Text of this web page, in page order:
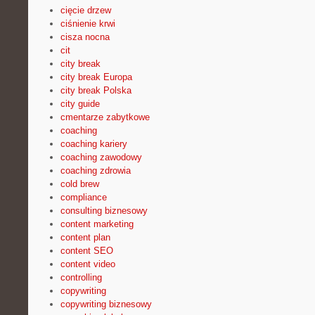
cięcie drzew
ciśnienie krwi
cisza nocna
cit
city break
city break Europa
city break Polska
city guide
cmentarze zabytkowe
coaching
coaching kariery
coaching zawodowy
coaching zdrowia
cold brew
compliance
consulting biznesowy
content marketing
content plan
content SEO
content video
controlling
copywriting
copywriting biznesowy